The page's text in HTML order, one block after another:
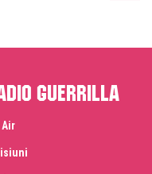
Guerrilla
Air